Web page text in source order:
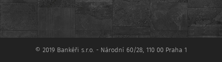
© 2019 Bankéři s.r.o. - Národní 60/28, 110 00 Praha 1